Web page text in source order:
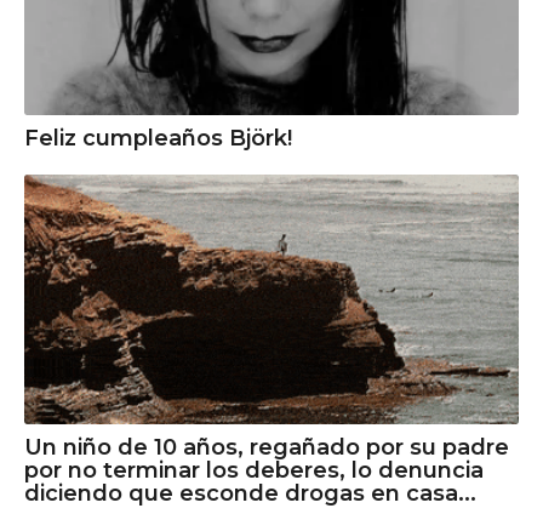
Feliz cumpleaños Björk!
Un niño de 10 años, regañado por su padre
por no terminar los deberes, lo denuncia
diciendo que esconde drogas en casa...